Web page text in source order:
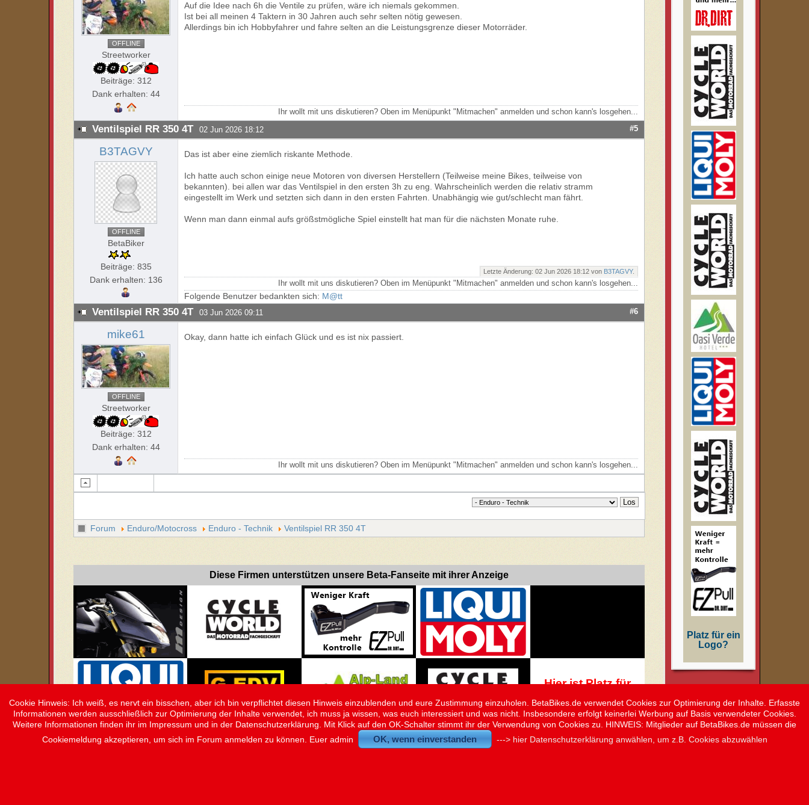
OFFLINE
Streetworker
Beiträge: 312
Dank erhalten: 44
Auf die Idee nach 6h die Ventile zu prüfen, wäre ich niemals gekommen.
Ist bei all meinen 4 Taktern in 30 Jahren auch sehr selten nötig gewesen.
Allerdings bin ich Hobbyfahrer und fahre selten an die Leistungsgrenze dieser Motorräder.
Ihr wollt mit uns diskutieren? Oben im Menüpunkt "Mitmachen" anmelden und schon kann's losgehen...
Ventilspiel RR 350 4T 02 Jun 2026 18:12 #5
B3TAGVY
OFFLINE
BetaBiker
Beiträge: 835
Dank erhalten: 136
Das ist aber eine ziemlich riskante Methode.
Ich hatte auch schon einige neue Motoren von diversen Herstellern (Teilweise meine Bikes, teilweise von
bekannten). bei allen war das Ventilspiel in den ersten 3h zu eng. Wahrscheinlich werden die relativ stramm
eingestellt im Werk und setzten sich dann in den ersten Fahrten. Unabhängig wie gut/schlecht man fährt.
Wenn man dann einmal aufs größstmögliche Spiel einstellt hat man für die nächsten Monate ruhe.
Letzte Änderung: 02 Jun 2026 18:12 von B3TAGVY.
Ihr wollt mit uns diskutieren? Oben im Menüpunkt "Mitmachen" anmelden und schon kann's losgehen...
Folgende Benutzer bedankten sich: M@tt
Ventilspiel RR 350 4T 03 Jun 2026 09:11 #6
mike61
OFFLINE
Streetworker
Beiträge: 312
Dank erhalten: 44
Okay, dann hatte ich einfach Glück und es ist nix passiert.
Ihr wollt mit uns diskutieren? Oben im Menüpunkt "Mitmachen" anmelden und schon kann's losgehen...
Forum Enduro/Motocross Enduro - Technik Ventilspiel RR 350 4T
Diese Firmen unterstützen unsere Beta-Fanseite mit ihrer Anzeige
Hier ist Platz für
Logo
Platz für ein
Logo?
Cookie Hinweis: Ich weiß, es nervt ein bisschen, aber ich bin verpflichtet diesen Hinweis einzublenden und eure Zustimmung einzuholen. BetaBikes.de verwendet Cookies zur Optimierung der Inhalte. Erfasste
Informationen werden ausschließlich zur Optimierung der Inhalte verwendet, ich muss ja wissen, was euch interessiert und was nicht. Insbesondere erfolgt keinerlei Werbung auf Basis verwendeter Cookies.
Weitere Informationen finden ihr im Impressum und in der Datenschutzerklärung. Mit Klick auf den OK-Schalter stimmt ihr der Verwendung von Cookies zu. HINWEIS: Mitglieder auf BetaBikes.de müssen die
Cookiemeldung akzeptieren, um sich im Forum anmelden zu können. Euer admin
OK, wenn einverstanden ---> hier Datenschutzerklärung anwählen, um z.B. Cookies abzuwählen